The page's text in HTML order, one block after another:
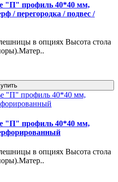
"П" профиль 40*40 мм,
/ перегородка / подвес /
в опциях Высота стола
"П" профиль 40*40 мм,
в опциях Высота стола